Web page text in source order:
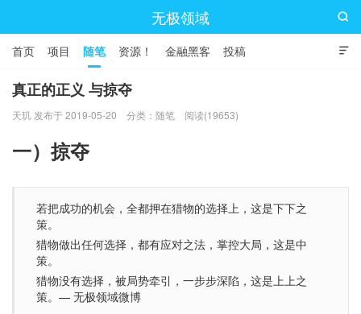
无极领域

首页 项目 随笔 资源！ 金融黑客 投稿

真正的正义 与掠夺
天玑 发布于 2019-05-20 分类： 随笔 阅读(19653)
一）掠夺
若把成功的机会，全都押在猎物的选择上，这是下下之
策。
猎物做出任何选择，都有应对之法，掌控大局，这是中
策。
猎物没有选择，被局势牵引，一步步深陷，这是上上之
策。— 无极领域微博